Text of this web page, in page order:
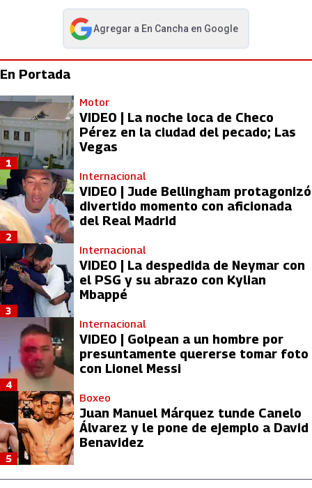
Agregar a En Cancha en Google
abre en nueva pestaña
En Portada
Motor
VIDEO | La noche loca de Checo
Pérez en la ciudad del pecado; Las
Vegas
1
Internacional
VIDEO | Jude Bellingham protagonizó
divertido momento con aficionada
del Real Madrid
2
Internacional
VIDEO | La despedida de Neymar con
el PSG y su abrazo con Kylian
Mbappé
3
Internacional
VIDEO | Golpean a un hombre por
presuntamente quererse tomar foto
con Lionel Messi
4
Boxeo
Juan Manuel Márquez tunde Canelo
Álvarez y le pone de ejemplo a David
Benavidez
5